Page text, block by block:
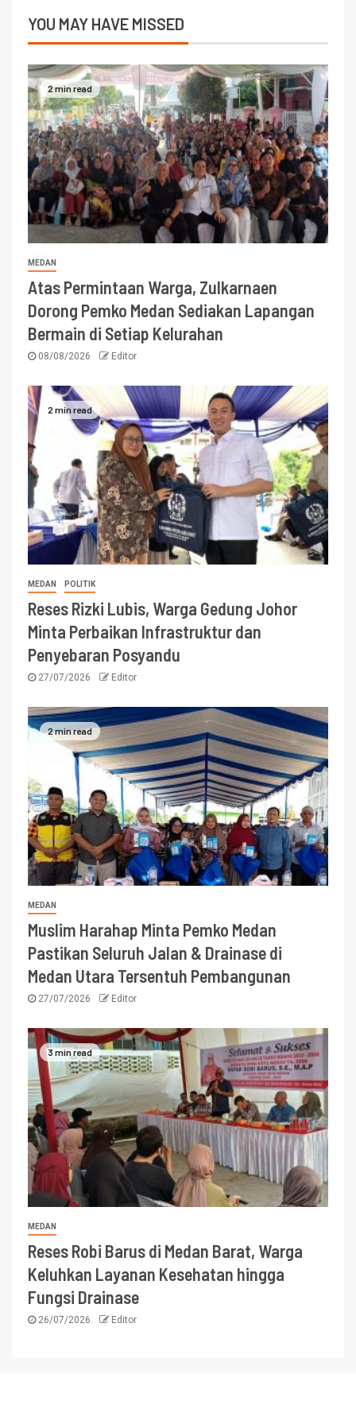
YOU MAY HAVE MISSED
2 min read
MEDAN
Atas Permintaan Warga, Zulkarnaen
Dorong Pemko Medan Sediakan Lapangan
Bermain di Setiap Kelurahan
08/08/2026 Editor
2 min read
MEDAN POLITIK
Reses Rizki Lubis, Warga Gedung Johor
Minta Perbaikan Infrastruktur dan
Penyebaran Posyandu
27/07/2026 Editor
2 min read
MEDAN
Muslim Harahap Minta Pemko Medan
Pastikan Seluruh Jalan & Drainase di
Medan Utara Tersentuh Pembangunan
27/07/2026 Editor
3 min read
MEDAN
Reses Robi Barus di Medan Barat, Warga
Keluhkan Layanan Kesehatan hingga
Fungsi Drainase
26/07/2026 Editor